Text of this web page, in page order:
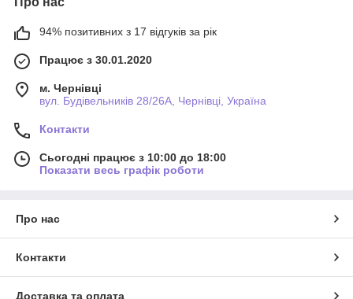
94% позитивних з 17 відгуків за рік
Працює з 30.01.2020
м. Чернівці
вул. Будівельників 28/26А, Чернівці, Україна
Контакти
Сьогодні працює з 10:00 до 18:00
Показати весь графік роботи
Про нас
Контакти
Доставка та оплата